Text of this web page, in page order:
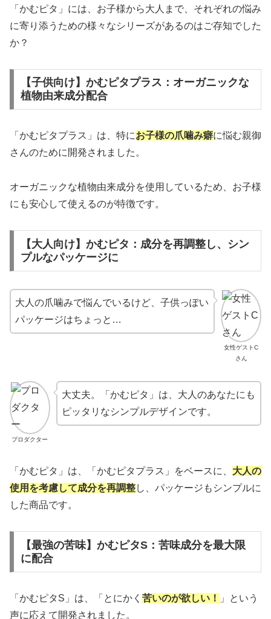
「かむピタ」には、お子様から大人まで、それぞれの悩み
に寄り添うための様々なシリーズがあるのはご存知でした
か？
【子供向け】かむピタプラス：オーガニックな
植物由来成分配合
「かむピタプラス」は、特にお子様の爪噛み癖に悩む親御
さんのために開発されました。
オーガニックな植物由来成分を使用しているため、お子様
にも安心して使えるのが特徴です。
【大人向け】かむピタ：成分を再調整し、シン
プルなパッケージに
女性ゲストC
さん
大人の爪噛みで悩んでいるけど、子供っぽい
パッケージはちょっと…
プロダクター
大丈夫。「かむピタ」は、大人のあなたにも
ピッタリなシンプルデザインです。
「かむピタ」は、「かむピタプラス」をベースに、 大人の
使用を考慮して成分を再調整し、パッケージもシンプルに
した商品です。
【最強の苦味】かむピタS：苦味成分を最大限
に配合
「かむピタS」は、「とにかく 苦いのが欲しい！
」という
声に応えて開発されました。